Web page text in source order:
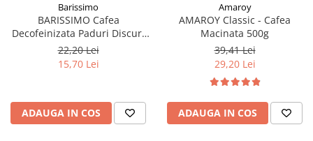
Barissimo
BARISSIMO Cafea
Decofeinizata Paduri Discuri
Senseo 62mm Monodoze
20buc - 140g
22,20 Lei
15,70 Lei
ADAUGA IN COS
Amaroy
AMAROY Classic - Cafea
Macinata 500g
39,41 Lei
29,20 Lei
ADAUGA IN COS